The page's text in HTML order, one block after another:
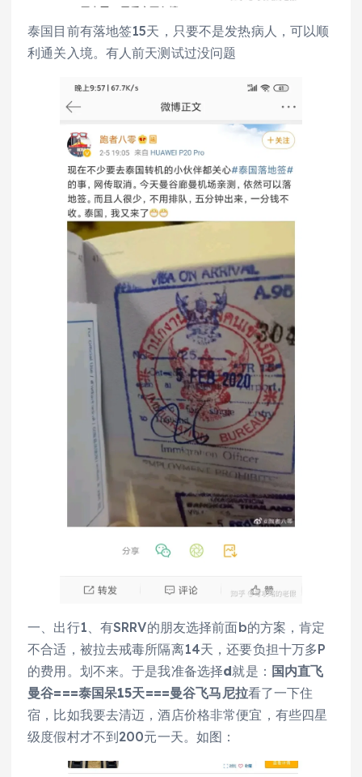
泰国目前有落地签15天，只要不是发热病人，可以顺
利通关入境。有人前天测试过没问题
一、出行1、有SRRV的朋友选择前面b的方案，肯定
不合适，被拉去戒毒所隔离14天，还要负担十万多P
的费用。划不来。于是我准备选择d就是： 国内直飞
曼谷===泰国呆15天===曼谷飞马尼拉看了一下住
宿，比如我要去清迈，酒店价格非常便宜，有些四星
级度假村才不到200元一天。如图：